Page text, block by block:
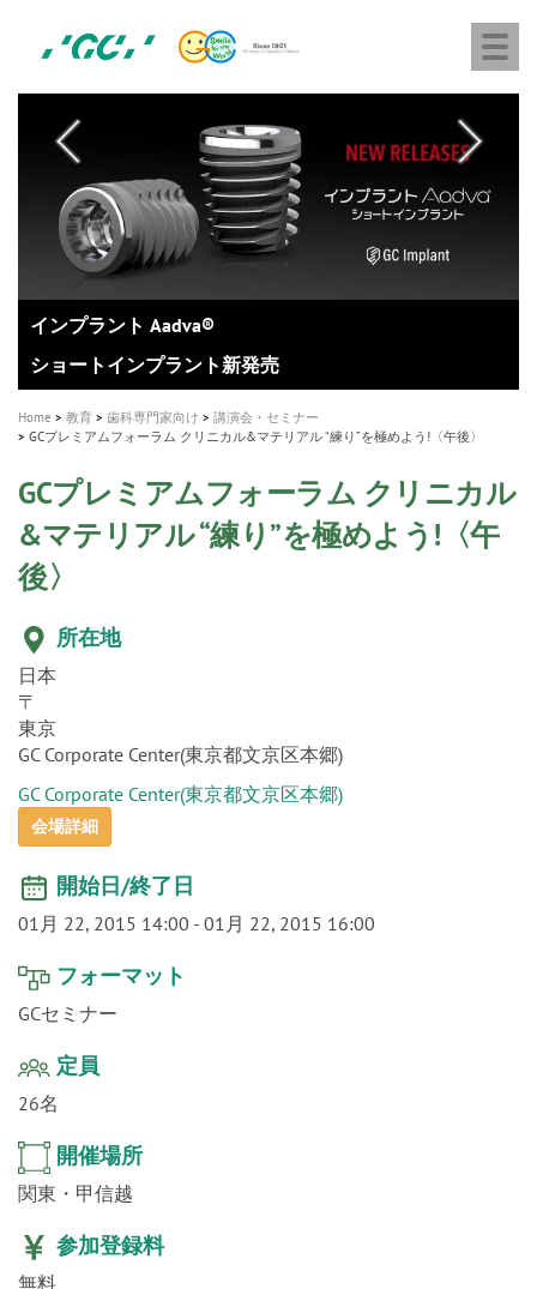
A healthy smile greatly contributes to your quality of life
新発売 エバーエックス フロー
製品の詳細情報はこちら
「セラスマート テクノロジーブック」公開
「イニシャル LiSi（リジ）ブロック テクノロジーブッ
ク」公開
歯を内部まで白くする
医療ホワイトニング ティオン®
新製品 イオム ナゴミ for DH
専用サイトはこちら
新製品バキュクレーブ 118 / 318 Prime
製品の詳細情報はこちら
インプラント Aadva®
ショートインプラント新発売
GCグループ企業
Home 教育 歯科専門家向け
講演会・セミナー
GCプレミアムフォーラム クリニカル&マテリアル “練り”を極めよう!〈午後〉
GCプレミアムフォーラム クリニカル
&マテリアル “練り”を極めよう!〈午
後〉
所在地
日本
〒
東京
GC Corporate Center(東京都文京区本郷)
GC Corporate Center(東京都文京区本郷)
会場詳細
開始日/終了日
01月 22, 2015 14:00 - 01月 22, 2015 16:00
フォーマット
GCセミナー
定員
26名
開催場所
関東・甲信越
参加登録料
無料